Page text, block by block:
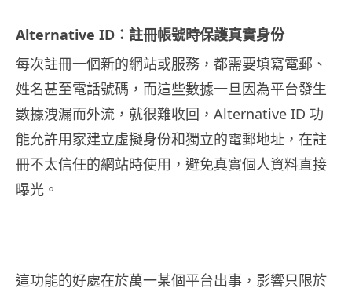
Alternative ID：註冊帳號時保護真實身份
每次註冊一個新的網站或服務，都需要填寫電郵、
姓名甚至電話號碼，而這些數據一旦因為平台發生
數據洩漏而外流，就很難收回，Alternative ID 功
能允許用家建立虛擬身份和獨立的電郵地址，在註
冊不太信任的網站時使用，避免真實個人資料直接
曝光。
這功能的好處在於萬一某個平台出事，影響只限於